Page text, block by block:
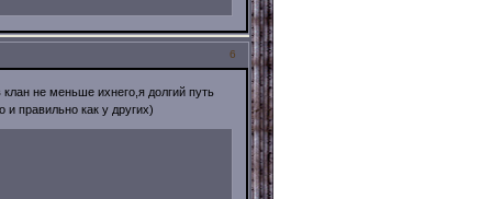
6
не меньше ихнего,я долгий путь
и правильно как у других)